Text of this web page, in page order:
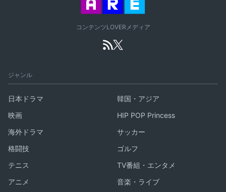
コンテンツLOVERメディア
ジャンル
日本ドラマ
韓国・アジア
映画
HIP POP Princess
海外ドラマ
サッカー
格闘技
ゴルフ
テニス
TV番組・エンタメ
アニメ
音楽・ライブ